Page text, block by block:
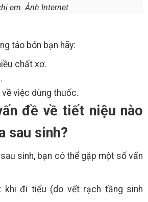
em. Ảnh Internet
táo bón bạn hãy:
chất xơ.
về việc dùng thuốc.
đề về tiết niệu nào
sau sinh?
sinh, bạn có thể gặp một số vấn
khi đi tiểu (do vết rạch tầng sinh